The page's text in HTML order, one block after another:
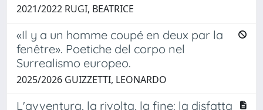
2021/2022 RUGI, BEATRICE
«Il y a un homme coupé en deux par la
fenêtre». Poetiche del corpo nel
Surrealismo europeo.
2025/2026 GUIZZETTI, LEONARDO
L'avventura, la rivolta, la fine: la disfatta